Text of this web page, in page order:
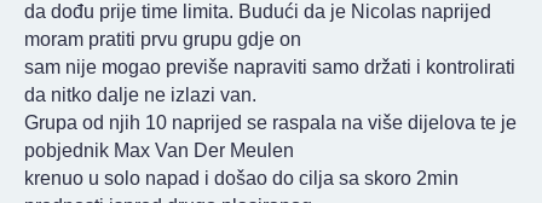
da dođu prije time limita. Budući da je Nicolas naprijed
moram pratiti prvu grupu gdje on
sam nije mogao previše napraviti samo držati i kontrolirati
da nitko dalje ne izlazi van.
Grupa od njih 10 naprijed se raspala na više dijelova te je
pobjednik Max Van Der Meulen
krenuo u solo napad i došao do cilja sa skoro 2min